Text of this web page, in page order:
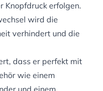
Knopfdruck erfolgen.
wird die
verhindert und die
dass er perfekt mit
wie einem
und einem